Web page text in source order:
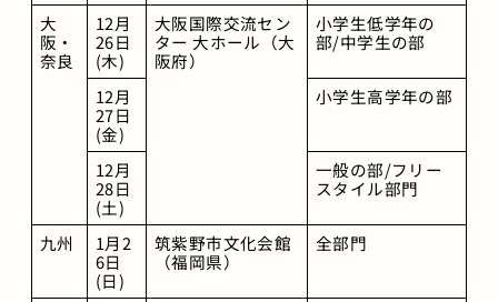
大
阪・
奈良
12月
26日
(木)
大阪国際交流セン
ター 大ホール（大
阪府）
小学生低学年の
部/中学生の部
12月
27日
(金)
小学生高学年の部
12月
28日
(土)
一般の部/フリー
スタイル部門
九州
1月2
6日
(日)
筑紫野市文化会館
（福岡県）
全部門